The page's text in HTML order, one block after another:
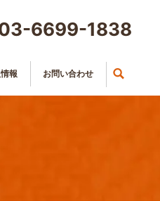
報 お問い合わせ
6699-1838